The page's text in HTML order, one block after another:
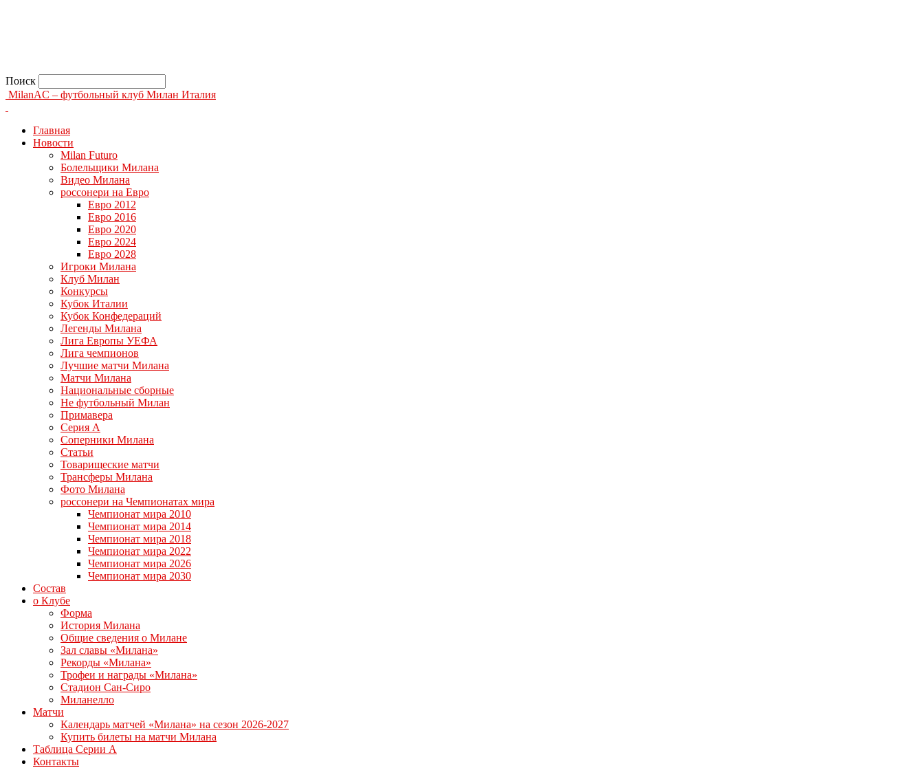
Поиск
MilanAC – футбольный клуб Милан Италия
Главная
Новости
Milan Futuro
Болельщики Милана
Видео Милана
россонери на Евро
Евро 2012
Евро 2016
Евро 2020
Евро 2024
Евро 2028
Игроки Милана
Клуб Милан
Конкурсы
Кубок Италии
Кубок Конфедераций
Легенды Милана
Лига Европы УЕФА
Лига чемпионов
Лучшие матчи Милана
Матчи Милана
Национальные сборные
Не футбольный Милан
Примавера
Серия А
Соперники Милана
Статьи
Товарищеские матчи
Трансферы Милана
Фото Милана
россонери на Чемпионатах мира
Чемпионат мира 2010
Чемпионат мира 2014
Чемпионат мира 2018
Чемпионат мира 2022
Чемпионат мира 2026
Чемпионат мира 2030
Состав
о Клубе
Форма
История Милана
Общие сведения о Милане
Зал славы «Милана»
Рекорды «Милана»
Трофеи и награды «Милана»
Стадион Сан-Сиро
Миланелло
Матчи
Календарь матчей «Милана» на сезон 2026-2027
Купить билеты на матчи Милана
Таблица Серии А
Контакты